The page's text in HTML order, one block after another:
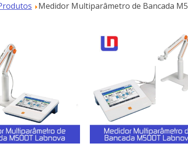
Medidor Multiparâmetro de Bancada